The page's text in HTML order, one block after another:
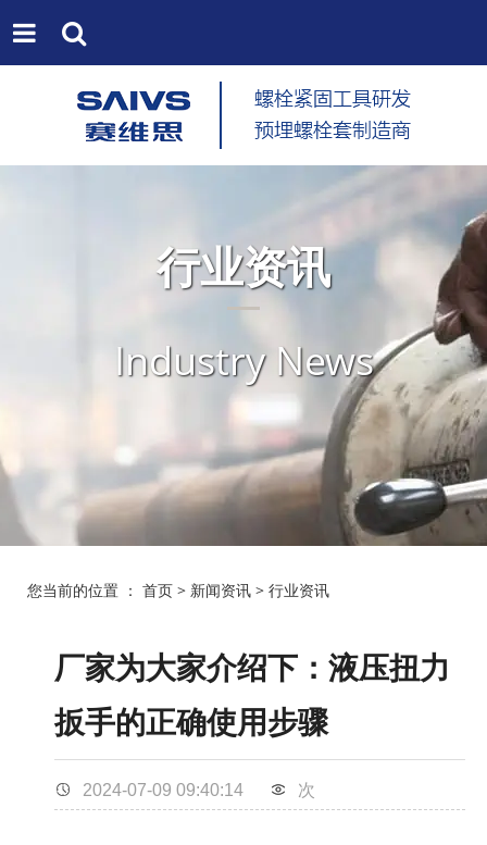
行业资讯
Industry News
您当前的位置 ： 首页 > 新闻资讯 > 行业资讯
厂家为大家介绍下：液压扭力
扳手的正确使用步骤
2024-07-09 09:40:14 次